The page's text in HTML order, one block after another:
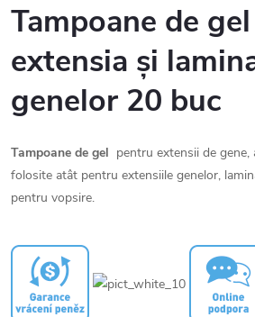
Tampoane de
extensia și
genelor 20 buc
Tampoane de gel pentru extensii de
folosite atât pentru extensiile genelor,
pentru vopsire.